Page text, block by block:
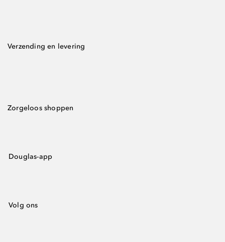
Verzending en levering
Zorgeloos shoppen
Douglas-app
Volg ons